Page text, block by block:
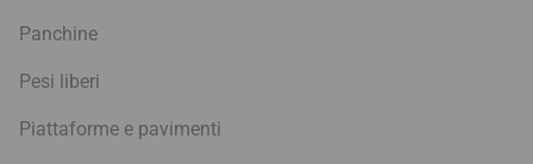
Panchine
Pesi liberi
Piattaforme e pavimenti